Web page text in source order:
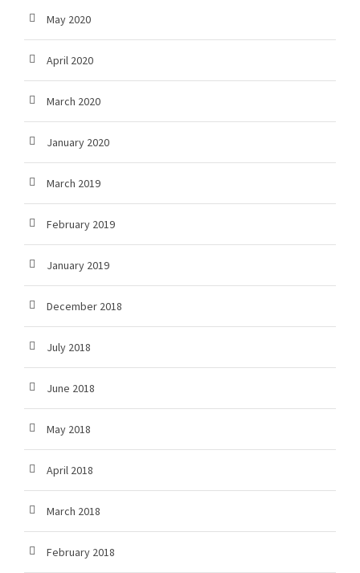
May 2020
April 2020
March 2020
January 2020
March 2019
February 2019
January 2019
December 2018
July 2018
June 2018
May 2018
April 2018
March 2018
February 2018